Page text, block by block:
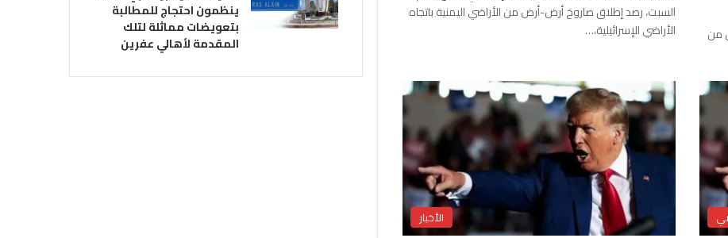
من
السبت، رصد إطلاق صاروخ أرض-أرض من الأراضي اليمنية باتجاه
الأراضي الإسرائيلية،…
الأخبار
ينظمون احتجاج للمطالبة
بتعويضات مماثلة لتلك
المقدمة لأهالي عفرين